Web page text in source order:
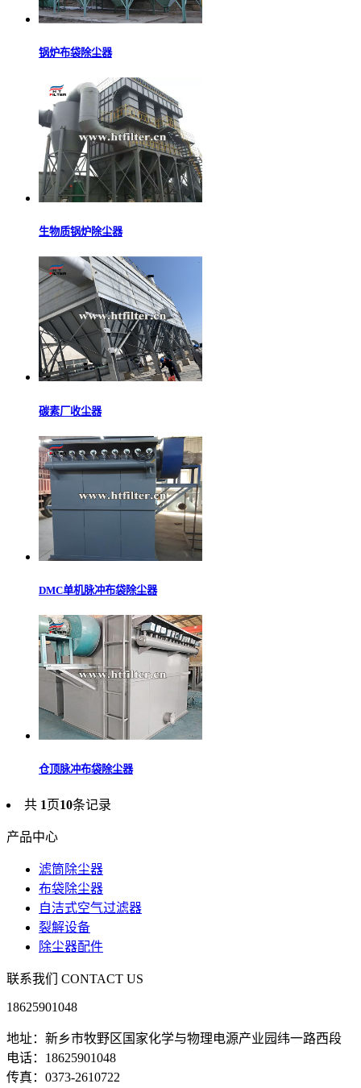
锅炉布袋除尘器
生物质锅炉除尘器
碳素厂收尘器
DMC单机脉冲布袋除尘器
仓顶脉冲布袋除尘器
共 1页10条记录
产品中心
滤筒除尘器
布袋除尘器
自洁式空气过滤器
裂解设备
除尘器配件
联系我们 CONTACT US
18625901048
地址：新乡市牧野区国家化学与物理电源产业园纬一路西段
电话：18625901048
传真：0373-2610722